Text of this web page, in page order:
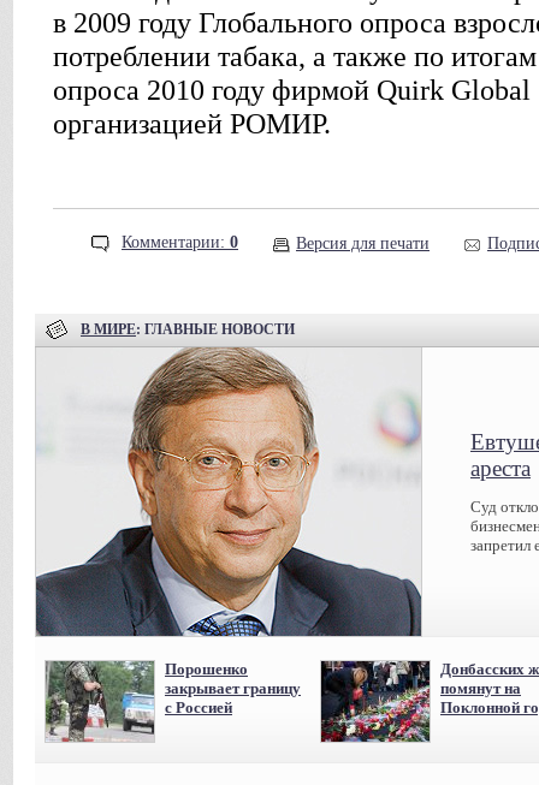
в 2009 году Глобального опроса
потреблении табака, а также по
опроса 2010 году фирмой Quirk Global
организацией РОМИР.
Комментарии: 0 Версия для печати
В МИРЕ: ГЛАВНЫЕ НОВОСТИ
ареста
Суд
запретил
Порошенко
закрывает границу
с Россией
Донбасских
помянут на
Поклонной